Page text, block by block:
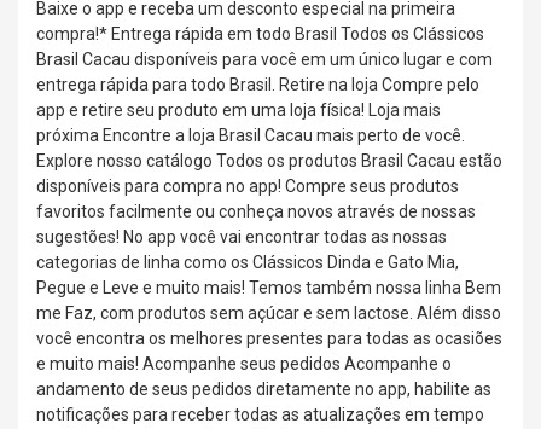
Baixe o app e receba um desconto especial na primeira
compra!* Entrega rápida em todo Brasil Todos os Clássicos
Brasil Cacau disponíveis para você em um único lugar e com
entrega rápida para todo Brasil. Retire na loja Compre pelo
app e retire seu produto em uma loja física! Loja mais
próxima Encontre a loja Brasil Cacau mais perto de você.
Explore nosso catálogo Todos os produtos Brasil Cacau estão
disponíveis para compra no app! Compre seus produtos
favoritos facilmente ou conheça novos através de nossas
sugestões! No app você vai encontrar todas as nossas
categorias de linha como os Clássicos Dinda e Gato Mia,
Pegue e Leve e muito mais! Temos também nossa linha Bem
me Faz, com produtos sem açúcar e sem lactose. Além disso
você encontra os melhores presentes para todas as ocasiões
e muito mais! Acompanhe seus pedidos Acompanhe o
andamento de seus pedidos diretamente no app, habilite as
notificações para receber todas as atualizações em tempo